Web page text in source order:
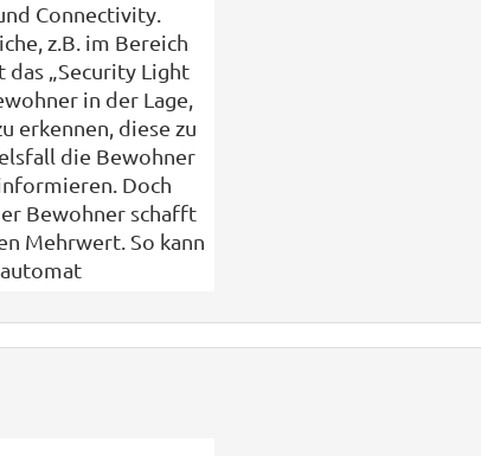
Connectivity.
z.B. im Bereich
das „Security Light
in der Lage,
erkennen, diese zu
die Bewohner
Doch
Bewohner schafft
Mehrwert. So kann